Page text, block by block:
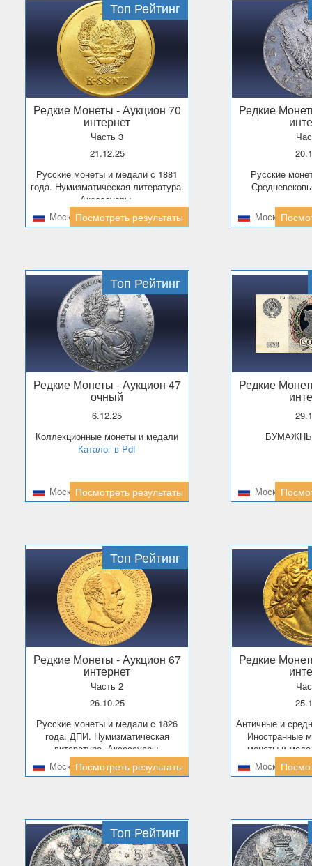
Топ Рейтинг
Редкие Монеты - Аукцион 70
интернет
Часть 3
21.12.25
Русские монеты и медали с 1881
года. Нумизматическая литература.
Аксессуары.
МоскваПосмотреть результаты
Редкие
Русские монеты и медали от
Москва
Топ Рейтинг
Редкие Монеты - Аукцион 47
очный
6.12.25
Коллекционные монеты и медали
Каталог в Pdf
МоскваПосмотреть результаты
Редкие
Москва
Топ Рейтинг
Редкие Монеты - Аукцион 67
интернет
Часть 2
26.10.25
Русские монеты и медали с 1826
года. ДПИ. Нумизматическая
литература. Аксессуары.
МоскваПосмотреть результаты
Редкие
Античные и средневековые монеты.
Иностранные
монеты и
Москва
Топ Рейтинг